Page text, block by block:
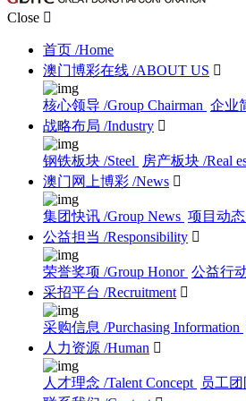
Close 
首页 /Home
澳门博彩在线 /ABOUT US 
核心领导 /Group Chairman 企业
战略布局 /Industry 
钢铁板块 /Steel 房产板块 /Real
澳门网上博彩 /News 
集团快讯 /Group News 项目动态
公益担当 /Responsibility 
荣誉奖项 /Group Honor 公益行
采招平台 /Recruitment 
采购信息 /Purchasing Information
人力资源 /Human 
人才理念 /Talent Concept 员工团